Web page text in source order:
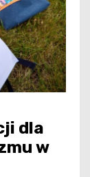
dla
w